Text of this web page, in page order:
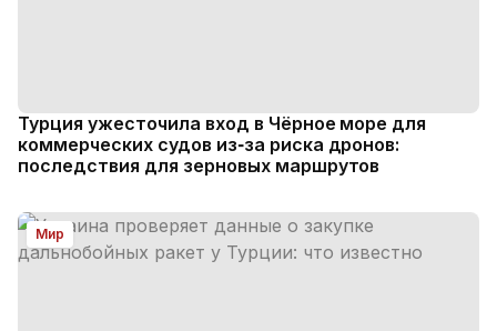
Турция ужесточила вход в Чёрное море для
коммерческих судов из‑за риска дронов:
последствия для зерновых маршрутов
Мир